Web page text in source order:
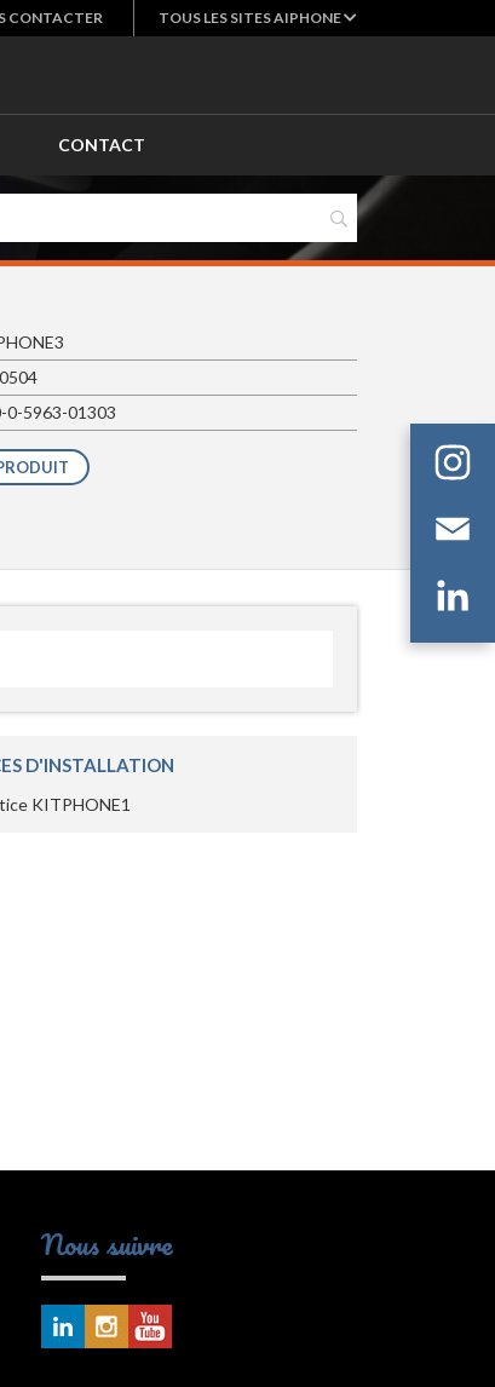
CONTACTER TOUS LES SITES AIPHONE
CONTACT
0-5963-01303
D'INSTALLATION
KITPHONE1
Nous suivre